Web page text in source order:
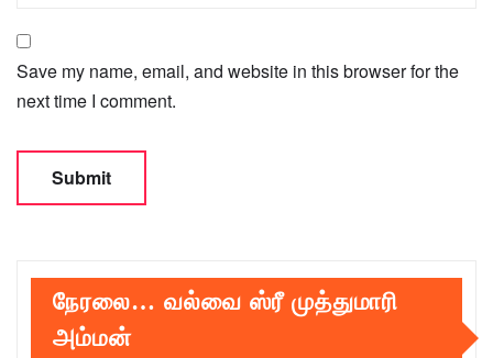
Save my name, email, and website in this browser for the
next time I comment.
நேரலை… வல்வை ஸ்ரீ முத்துமாரி
அம்மன்